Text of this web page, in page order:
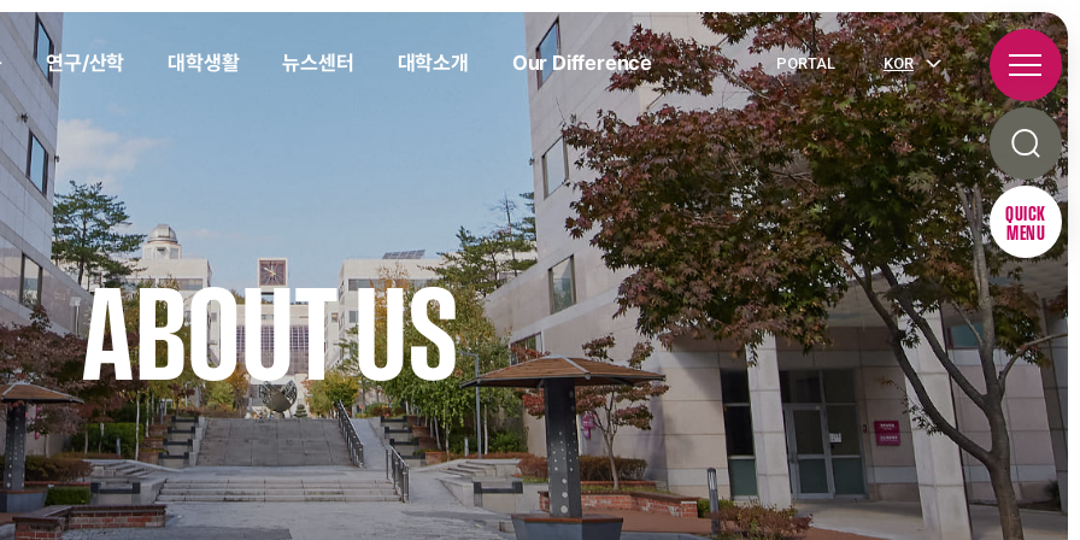
연구/산학 대학생활 뉴스센터 대학소개 Our Difference PORTAL KOR
QUICK
MENU
ABOUT US